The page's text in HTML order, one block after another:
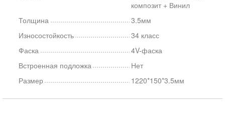
композит + Винил
Толщина
3.5мм
Износостойкость
34 класс
Фаска
4V-фаска
Встроенная подложка
Нет
Размер
1220*150*3.5мм